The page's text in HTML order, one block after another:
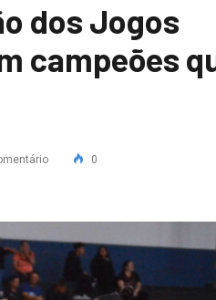
dos Jogos
campeões
0